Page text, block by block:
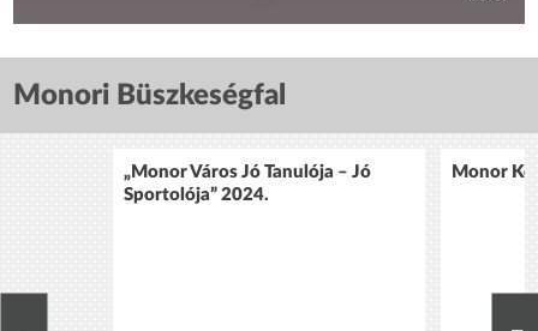
Monori Büszkeségfal
„Monor Város Jó Tanulója – Jó
Sportolója” 2024.
Monor